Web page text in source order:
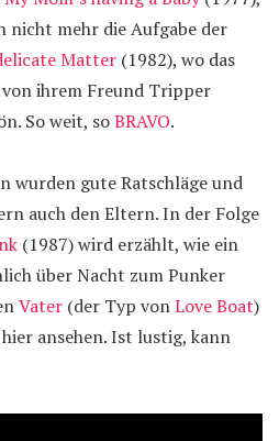
nicht mehr die Aufgabe der
Matter (1982), wo das
ihrem Freund Tripper
So weit, soBRAVO.
wurden gute Ratschläge und
auch den Eltern. In der Folge
(1987) wird erzählt, wie ein
über Nacht zum Punker
Vater (der Typ vonLove Boat)
ansehen. Ist lustig, kann